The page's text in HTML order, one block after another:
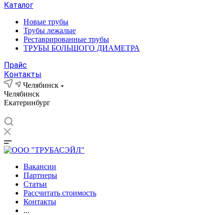
Каталог
Новые трубы
Трубы лежалые
Реставрированные трубы
ТРУБЫ БОЛЬШОГО ДИАМЕТРА
Прайс
Контакты
Челябинск
Челябинск
Екатеринбург
Вакансии
Партнеры
Статьи
Рассчитать стоимость
Контакты
...